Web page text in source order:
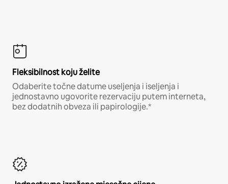
Fleksibilnost koju želite
Odaberite točne datume useljenja i iseljenja i
jednostavno ugovorite rezervaciju putem interneta,
bez dodatnih obveza ili papirologije.*